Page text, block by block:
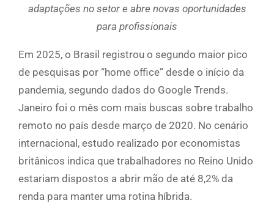
adaptações no setor e abre novas oportunidades
para profissionais
Em 2025, o Brasil registrou o segundo maior pico
de pesquisas por “home office” desde o início da
pandemia, segundo dados do Google Trends.
Janeiro foi o mês com mais buscas sobre trabalho
remoto no país desde março de 2020. No cenário
internacional, estudo realizado por economistas
britânicos indica que trabalhadores no Reino Unido
estariam dispostos a abrir mão de até 8,2% da
renda para manter uma rotina híbrida.